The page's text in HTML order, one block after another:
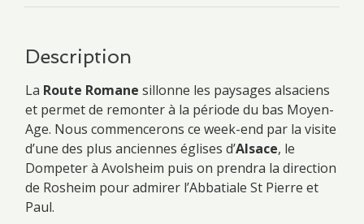
Description
La Route Romane sillonne les paysages alsaciens
et permet de remonter à la période du bas Moyen-
Age. Nous commencerons ce week-end par la visite
d’une des plus anciennes églises d’Alsace, le
Dompeter à Avolsheim puis on prendra la direction
de Rosheim pour admirer l’Abbatiale St Pierre et
Paul.